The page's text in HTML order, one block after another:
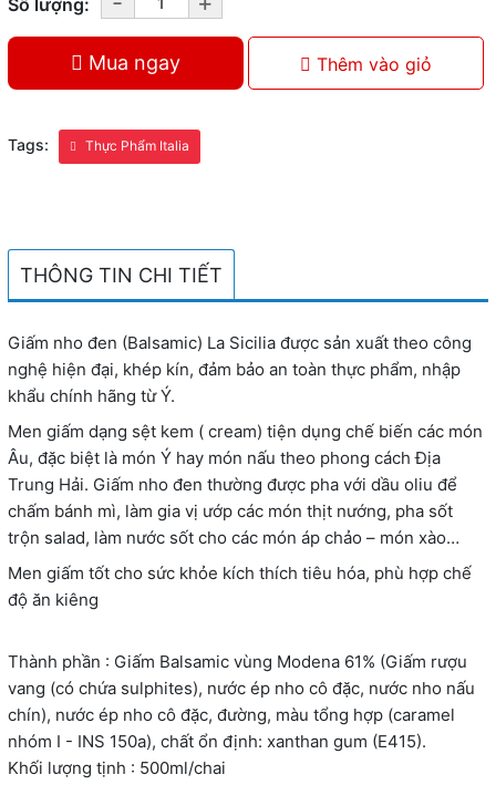
Mua ngay Thêm vào giỏ
Tags: Thực Phẩm Italia
THÔNG TIN CHI TIẾT
Giấm nho đen (Balsamic) La Sicilia được sản xuất theo công
nghệ hiện đại, khép kín, đảm bảo an toàn thực phẩm, nhập
khẩu chính hãng từ Ý.
Men giấm dạng sệt kem ( cream) tiện dụng chế biến các món
Âu, đặc biệt là món Ý hay món nấu theo phong cách Địa
Trung Hải. Giấm nho đen thường được pha với dầu oliu để
chấm bánh mì, làm gia vị ướp các món thịt nướng, pha sốt
trộn salad, làm nước sốt cho các món áp chảo – món xào…
Men giấm tốt cho sức khỏe kích thích tiêu hóa, phù hợp chế
độ ăn kiêng
Thành phần : Giấm Balsamic vùng Modena 61% (Giấm rượu
vang (có chứa sulphites), nước ép nho cô đặc, nước nho nấu
chín), nước ép nho cô đặc, đường, màu tổng hợp (caramel
nhóm I - INS 150a), chất ổn định: xanthan gum (E415).
Khối lượng tịnh : 500ml/chai